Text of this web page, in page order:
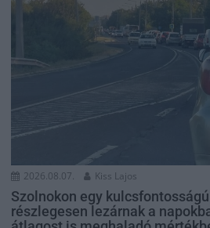
2026.08.07. Kiss Lajos
Szolnokon egy
részlegesen lezárnak a